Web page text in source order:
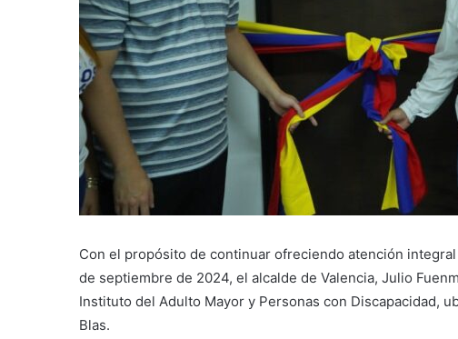
Con el propósito de continuar ofreciendo atención
de septiembre de 2024, el alcalde de Valencia, Julio
Instituto del Adulto Mayor y Personas con Discapacidad,
Blas.